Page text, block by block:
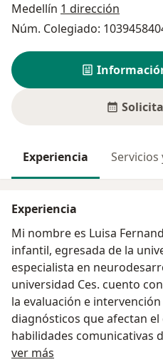
Medellín 1 dirección
Núm. Colegiado:
Experiencia Servicios
Experiencia
Mi nombre es Luisa
infantil, egresada de la
especialista en
universidad Ces. cuento
la evaluación e
diagnósticos que afectan
habilidades comunicativas
ver más